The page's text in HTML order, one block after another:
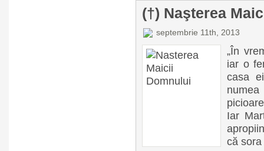
(†) Naşterea
septembrie 11th, 2013
„În
iar o
casa
Iar
că